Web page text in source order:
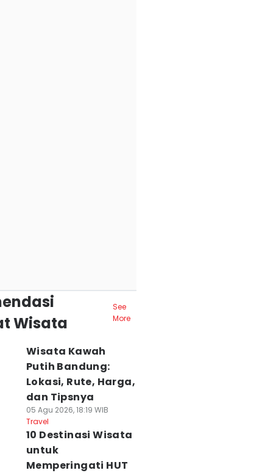
Wisata
See
More
Wisata Kawah
Putih Bandung:
Lokasi, Rute, Harga,
dan Tipsnya
05 Agu 2026, 18:19 WIB
Travel
10 Destinasi Wisata
untuk
Memperingati HUT